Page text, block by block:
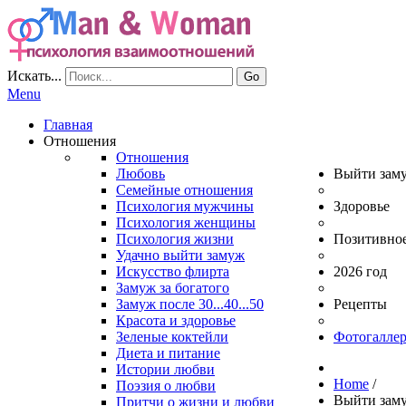
Искать... Go
Menu
Главная
Отношения
Отношения
Любовь
Семейные отношения
Психология мужчины
Психология женщины
Психология жизни
Выйти
Удачно выйти замуж
Искусство флирта
Замуж за богатого
Замуж после 30...40...50
Здоровье
Красота и здоровье
Зеленые коктейли
Диета и питание
Истории любви
Поэзия о любви
Притчи о жизни и любви
2026 год
Рецепты
Home /
Выйти